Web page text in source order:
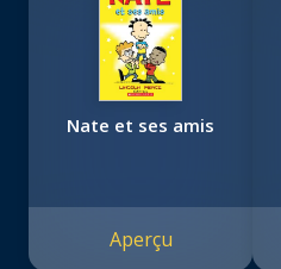
Nate et ses amis
Aperçu